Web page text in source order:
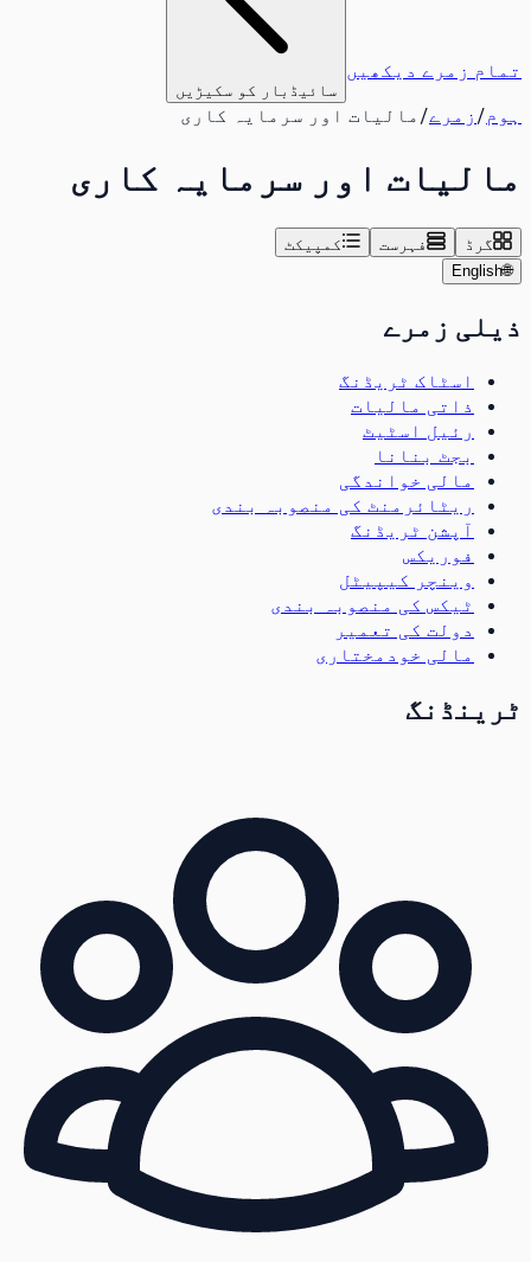
تمام زمرے دیکھیں
سائیڈبار کو سکیڑیں
ہوم /زمرے/مالیات اور سرمایہ کاری
مالیات اور سرمایہ کاری
گرڈ فہرست کمپیکٹ
🌐
English
ذیلی زمرے
اسٹاک ٹریڈنگ
ذاتی مالیات
رئیل اسٹیٹ
بجٹ بنانا
مالی خواندگی
ریٹائرمنٹ کی منصوبہ بندی
آپشن ٹریڈنگ
فوریکس
وینچر کیپیٹل
ٹیکس کی منصوبہ بندی
دولت کی تعمیر
مالی خودمختاری
ٹرینڈنگ